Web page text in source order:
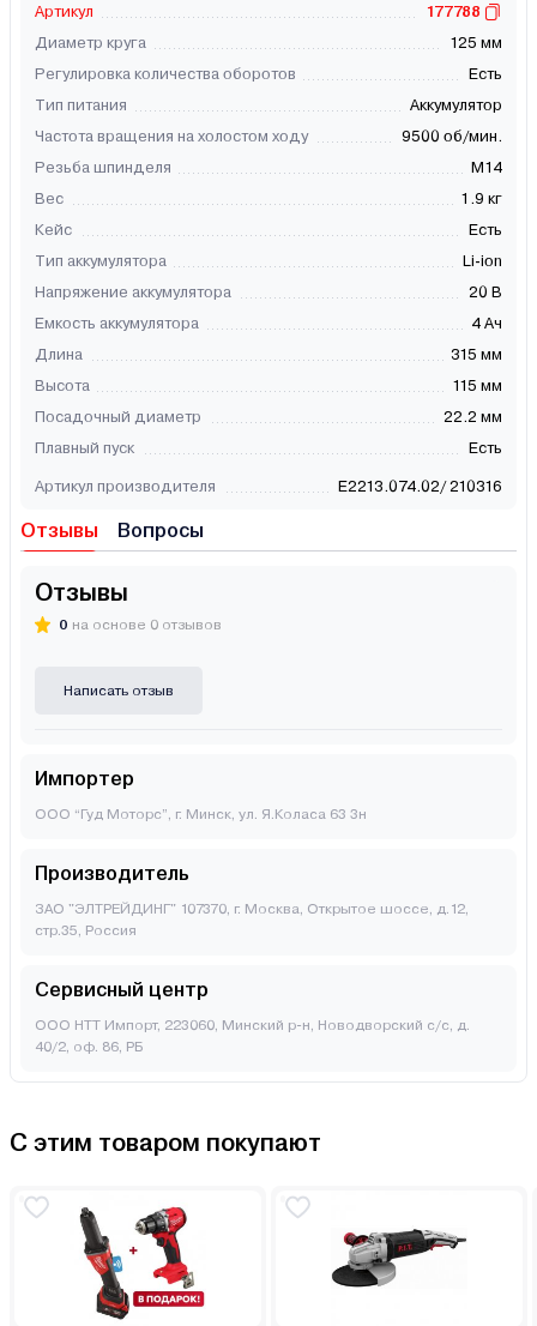
Артикул
177788
Диаметр круга
125 мм
Регулировка количества оборотов
Есть
Тип питания
Аккумулятор
Частота вращения на холостом ходу
9500 об/мин.
Резьба шпинделя
М14
Вес
1.9 кг
Кейс
Есть
Тип аккумулятора
Li-ion
Напряжение аккумулятора
20 В
Емкость аккумулятора
4 Ач
Длина
315 мм
Высота
115 мм
Посадочный диаметр
22.2 мм
Плавный пуск
Есть
Артикул производителя E2213.074.02/ 210316
Отзывы Вопросы
Отзывы
0 на основе 0 отзывов
Написать отзыв
Импортер
ООО “Гуд Моторс”, г. Минск, ул. Я.Коласа 63 3н
Производитель
ЗАО "ЭЛТРЕЙДИНГ" 107370, г. Москва, Открытое шоссе, д.12,
стр.35, Россия
Сервисный центр
ООО НТТ Импорт, 223060, Минский р-н, Новодворский с/с, д.
40/2, оф. 86, РБ
С этим товаром покупают